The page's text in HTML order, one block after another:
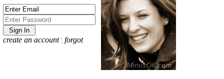
create an account ¦ forgot